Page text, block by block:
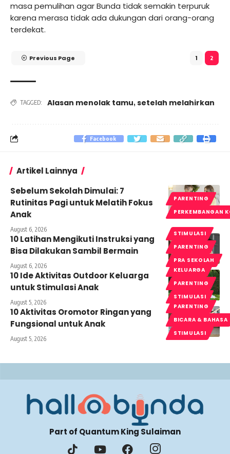
masa pemulihan agar Bunda tidak semakin terpuruk
karena merasa tidak ada dukungan dari orang-orang
terdekat.
Previous Page 1 2
TAGGED: Alasan menolak tamu, setelah melahirkan
Facebook
Artikel Lainnya
PARENTING
PERKEMBANGAN
Sebelum Sekolah Dimulai: 7
Rutinitas Pagi untuk Melatih Fokus
Anak
August 6, 2026
STIMULASI
PARENTING
PRA SEKOLAH
10 Latihan Mengikuti Instruksi yang
Bisa Dilakukan Sambil Bermain
August 6, 2026
KELUARGA
PARENTING
STIMULASI
10 Ide Aktivitas Outdoor Keluarga
untuk Stimulasi Anak
August 5, 2026
PARENTING
BICARA & BAHASA
STIMULASI
10 Aktivitas Oromotor Ringan yang
Fungsional untuk Anak
August 5, 2026
Part of Quantum King Sulaiman